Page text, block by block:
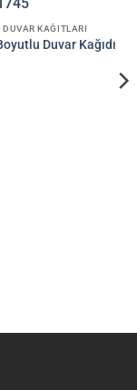
KAĞITLARI
Duvar Kağıdı